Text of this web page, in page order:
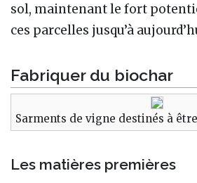
sol, maintenant le fort
ces parcelles jusqu’à
Fabriquer du biochar
Sarments de vigne destinés à
Les matières premières